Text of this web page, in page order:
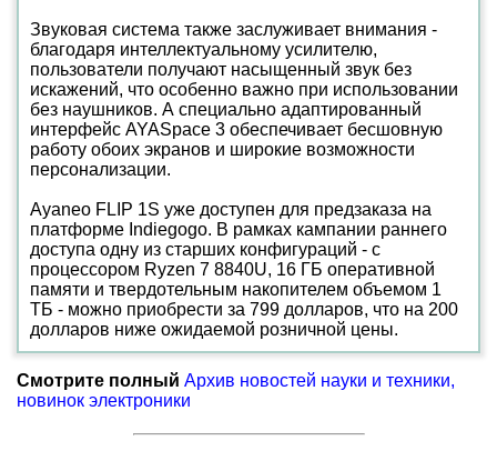
Звуковая система также заслуживает внимания -
благодаря интеллектуальному усилителю,
пользователи получают насыщенный звук без
искажений, что особенно важно при использовании
без наушников. А специально адаптированный
интерфейс AYASpace 3 обеспечивает бесшовную
работу обоих экранов и широкие возможности
персонализации.
Ayaneo FLIP 1S уже доступен для предзаказа на
платформе Indiegogo. В рамках кампании раннего
доступа одну из старших конфигураций - с
процессором Ryzen 7 8840U, 16 ГБ оперативной
памяти и твердотельным накопителем объемом 1
ТБ - можно приобрести за 799 долларов, что на 200
долларов ниже ожидаемой розничной цены.
Смотрите полный Архив новостей науки и техники,
новинок электроники